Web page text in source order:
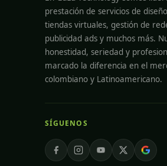
prestación de servicios de
tiendas virtuales, gestión de
publicidad ads y muchos más.
honestidad, seriedad y
marcado la diferencia en el
colombiano y Latinoamericano.
SÍGUENOS